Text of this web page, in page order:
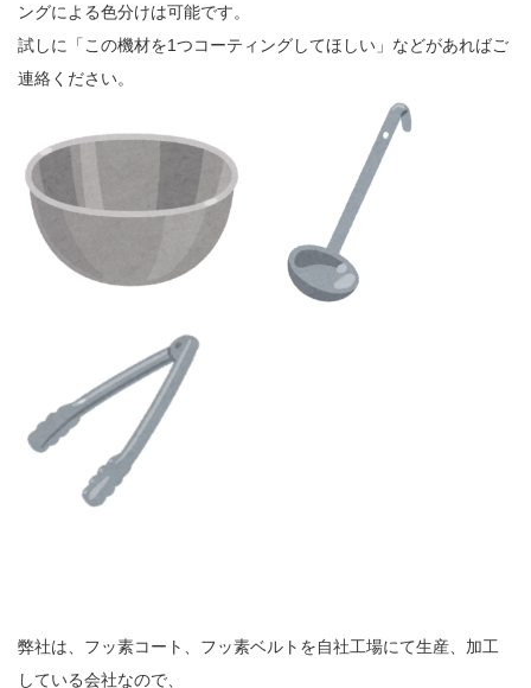
ングによる色分けは可能です。
試しに「この機材を1つコーティングしてほしい」などがあればご
連絡ください。
弊社は、フッ素コート、フッ素ベルトを自社工場にて生産、加工
している会社なので、